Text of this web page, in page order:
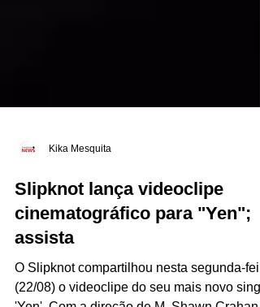
Kika Mesquita
Slipknot lança videoclipe
cinematográfico para "Yen";
assista
O Slipknot compartilhou nesta segunda-